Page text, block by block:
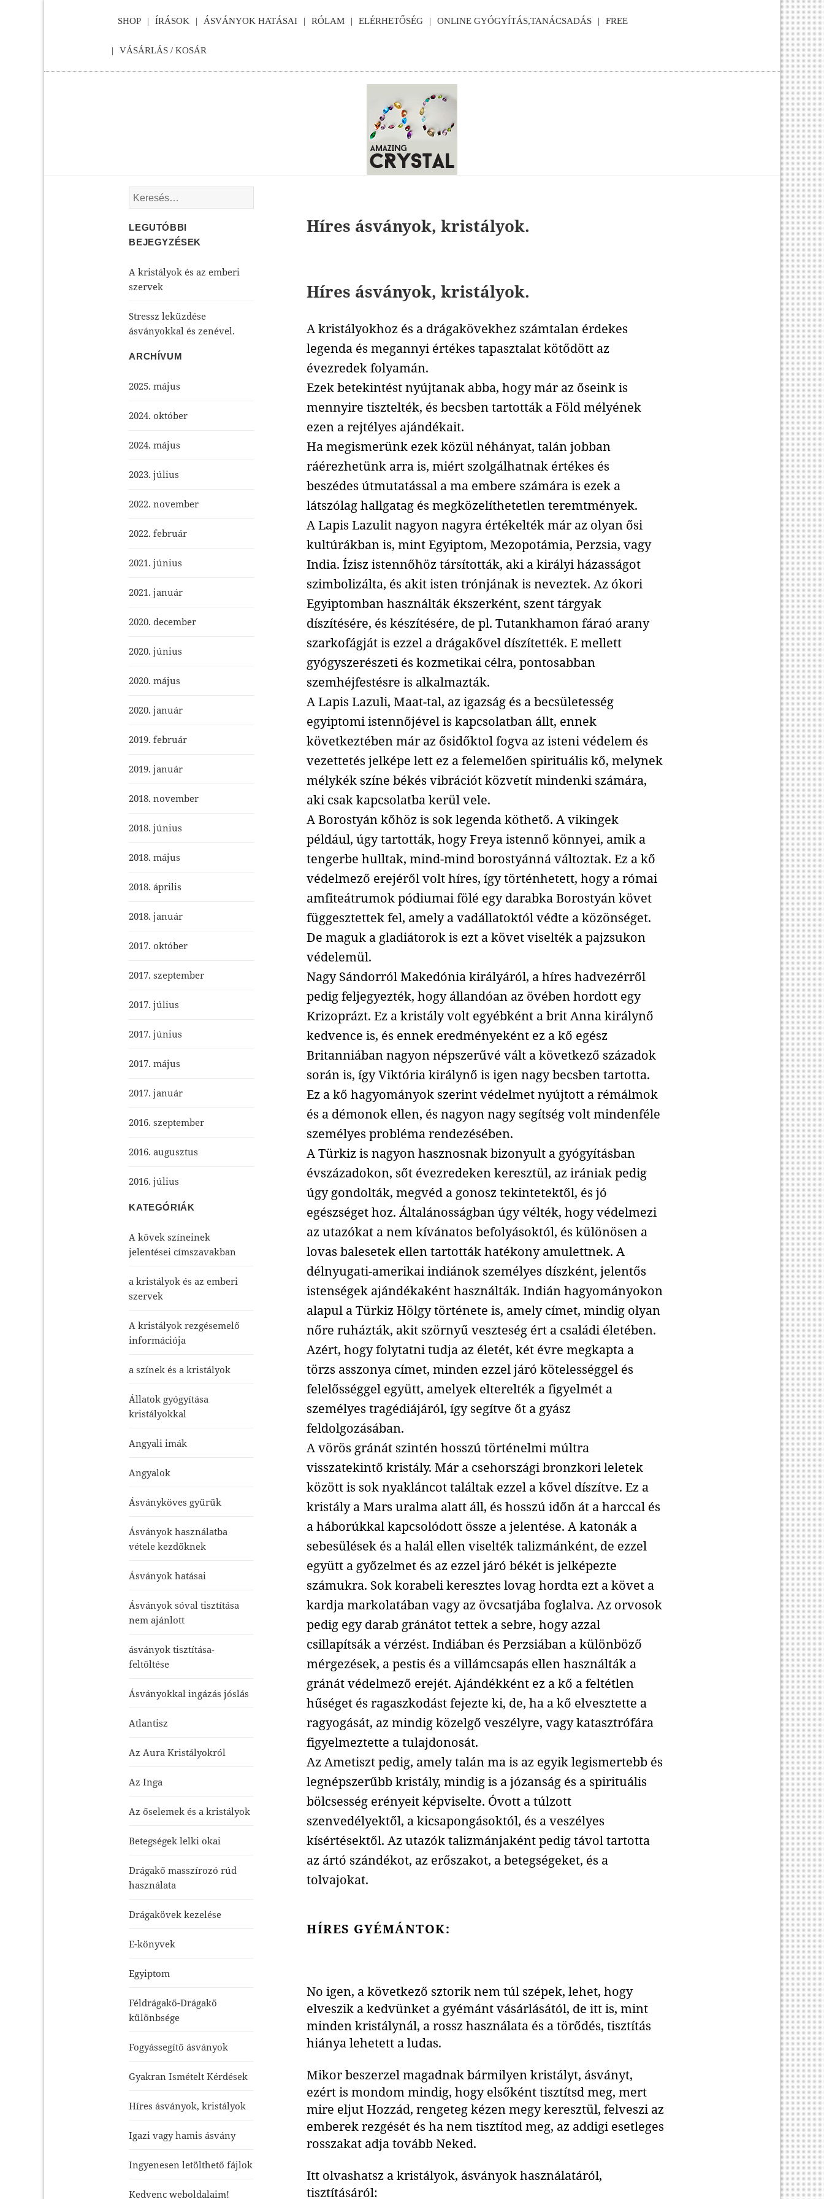
SHOP ÍRÁSOK ÁSVÁNYOK HATÁSAI RÓLAM ELÉRHETŐSÉG ONLINE GYÓGYÍTÁS,TANÁCSADÁS FREE
VÁSÁRLÁS / KOSÁR
Híres ásványok, kristályok.
Híres ásványok, kristályok.
A kristályokhoz és a drágakövekhez számtalan érdekes
legenda és megannyi értékes tapasztalat kötődött az
évezredek folyamán.
Ezek betekintést nyújtanak abba, hogy már az őseink is
mennyire tisztelték, és becsben tartották a Föld mélyének
ezen a rejtélyes ajándékait.
Ha megismerünk ezek közül néhányat, talán jobban
ráérezhetünk arra is, miért szolgálhatnak értékes és
beszédes útmutatással a ma embere számára is ezek a
látszólag hallgatag és megközelíthetetlen teremtmények.
A Lapis Lazulit nagyon nagyra értékelték már az olyan ősi
kultúrákban is, mint Egyiptom, Mezopotámia, Perzsia, vagy
India. Ízisz istennőhöz társították, aki a királyi házasságot
szimbolizálta, és akit isten trónjának is neveztek. Az ókori
Egyiptomban használták ékszerként, szent tárgyak
díszítésére, és készítésére, de pl. Tutankhamon fáraó arany
szarkofágját is ezzel a drágakővel díszítették. E mellett
gyógyszerészeti és kozmetikai célra, pontosabban
szemhéjfestésre is alkalmazták.
A Lapis Lazuli, Maat-tal, az igazság és a becsületesség
egyiptomi istennőjével is kapcsolatban állt, ennek
következtében már az ősidőktol fogva az isteni védelem és
vezettetés jelképe lett ez a felemelően spirituális kő, melynek
mélykék színe békés vibrációt közvetít mindenki számára,
aki csak kapcsolatba kerül vele.
A Borostyán kőhöz is sok legenda köthető. A vikingek
például, úgy tartották, hogy Freya istennő könnyei, amik a
tengerbe hulltak, mind-mind borostyánná változtak. Ez a kő
védelmező erejéről volt híres, így történhetett, hogy a római
amfiteátrumok pódiumai fölé egy darabka Borostyán követ
függesztettek fel, amely a vadállatoktól védte a közönséget.
De maguk a gladiátorok is ezt a követ viselték a pajzsukon
védelemül.
Nagy Sándorról Makedónia királyáról, a híres hadvezérről
pedig feljegyezték, hogy állandóan az övében hordott egy
Krizoprázt. Ez a kristály volt egyébként a brit Anna királynő
kedvence is, és ennek eredményeként ez a kő egész
Britanniában nagyon népszerűvé vált a következő századok
során is, így Viktória királynő is igen nagy becsben tartotta.
Ez a kő hagyományok szerint védelmet nyújtott a rémálmok
és a démonok ellen, és nagyon nagy segítség volt mindenféle
személyes probléma rendezésében.
A Türkiz is nagyon hasznosnak bizonyult a gyógyításban
évszázadokon, sőt évezredeken keresztül, az irániak pedig
úgy gondolták, megvéd a gonosz tekintetektől, és jó
egészséget hoz. Általánosságban úgy vélték, hogy védelmezi
az utazókat a nem kívánatos befolyásoktól, és különösen a
lovas balesetek ellen tartották hatékony amulettnek. A
délnyugati-amerikai indiánok személyes díszként, jelentős
istenségek ajándékaként használták. Indián hagyományokon
alapul a Türkiz Hölgy története is, amely címet, mindig olyan
nőre ruházták, akit szörnyű veszteség ért a családi életében.
Azért, hogy folytatni tudja az életét, két évre megkapta a
törzs asszonya címet, minden ezzel járó kötelességgel és
felelősséggel együtt, amelyek elterelték a figyelmét a
személyes tragédiájáról, így segítve őt a gyász
feldolgozásában.
A vörös gránát szintén hosszú történelmi múltra
visszatekintő kristály. Már a csehországi bronzkori leletek
között is sok nyakláncot találtak ezzel a kővel díszítve. Ez a
kristály a Mars uralma alatt áll, és hosszú időn át a harccal és
a háborúkkal kapcsolódott össze a jelentése. A katonák a
sebesülések és a halál ellen viselték talizmánként, de ezzel
együtt a győzelmet és az ezzel járó békét is jelképezte
számukra. Sok korabeli keresztes lovag hordta ezt a követ a
kardja markolatában vagy az övcsatjába foglalva. Az orvosok
pedig egy darab gránátot tettek a sebre, hogy azzal
csillapítsák a vérzést. Indiában és Perzsiában a különböző
mérgezések, a pestis és a villámcsapás ellen használták a
gránát védelmező erejét. Ajándékként ez a kő a feltétlen
hűséget és ragaszkodást fejezte ki, de, ha a kő elvesztette a
ragyogását, az mindig közelgő veszélyre, vagy katasztrófára
figyelmeztette a tulajdonosát.
Az Ametiszt pedig, amely talán ma is az egyik legismertebb és
legnépszerűbb kristály, mindig is a józanság és a spirituális
bölcsesség erényeit képviselte. Óvott a túlzott
szenvedélyektől, a kicsapongásoktól, és a veszélyes
kísértésektől. Az utazók talizmánjaként pedig távol tartotta
az ártó szándékot, az erőszakot, a betegségeket, és a
tolvajokat.
HÍRES GYÉMÁNTOK:
No igen, a következő sztorik nem túl szépek, lehet, hogy
elveszik a kedvünket a gyémánt vásárlásától, de itt is, mint
minden kristálynál, a rossz használata és a törődés, tisztítás
hiánya lehetett a ludas.
Mikor beszerzel magadnak bármilyen kristályt, ásványt,
ezért is mondom mindig, hogy elsőként tisztítsd meg, mert
mire eljut Hozzád, rengeteg kézen megy keresztül, felveszi az
emberek rezgését és ha nem tisztítod meg, az addigi esetleges
rosszakat adja tovább Neked.
Itt olvashatsz a kristályok, ásványok használatáról,
tisztításáról:
Keresés:
LEGUTÓBBI
BEJEGYZÉSEK
A kristályok és az emberi
szervek
Stressz leküzdése
ásványokkal és zenével.
ARCHÍVUM
2025. május
2024. október
2024. május
2023. július
2022. november
2022. február
2021. június
2021. január
2020. december
2020. június
2020. május
2020. január
2019. február
2019. január
2018. november
2018. június
2018. május
2018. április
2018. január
2017. október
2017. szeptember
2017. július
2017. június
2017. május
2017. január
2016. szeptember
2016. augusztus
2016. július
KATEGÓRIÁK
A kövek színeinek
jelentései címszavakban
a kristályok és az emberi
szervek
A kristályok rezgésemelő
információja
a színek és a kristályok
Állatok gyógyítása
kristályokkal
Angyali imák
Angyalok
Ásványköves gyűrűk
Ásványok használatba
vétele kezdőknek
Ásványok hatásai
Ásványok sóval tisztítása
nem ajánlott
ásványok tisztítása-
feltöltése
Ásványokkal ingázás jóslás
Atlantisz
Az Aura Kristályokról
Az Inga
Az őselemek és a kristályok
Betegségek lelki okai
Drágakő masszírozó rúd
használata
Drágakövek kezelése
E-könyvek
Egyiptom
Féldrágakő-Drágakő
különbsége
Fogyássegítő ásványok
Gyakran Ismételt Kérdések
Híres ásványok, kristályok
Igazi vagy hamis ásvány
Ingyenesen letölthető fájlok
Kedvenc weboldalaim!